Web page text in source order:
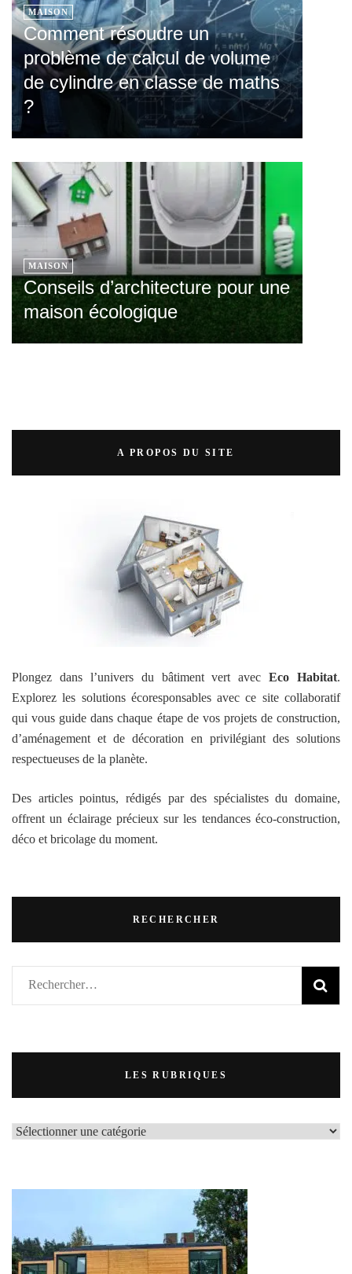
MAISON
Comment résoudre un
problème de calcul de volume
de cylindre en classe de maths
?
MAISON
Conseils d’architecture pour une
maison écologique
A PROPOS DU SITE
Plongez dans l’univers du bâtiment vert avecEco Habitat.
Explorez les solutions écoresponsables avec ce site collaboratif
qui vous guide dans chaque étape de vos projets de construction,
d’aménagement et de décoration en privilégiant des solutions
respectueuses de la planète.
Des articles pointus, rédigés par des spécialistes du domaine,
offrent un éclairage précieux sur les tendances éco-construction,
déco et bricolage du moment.
RECHERCHER
Rechercher :
LES RUBRIQUES
LES